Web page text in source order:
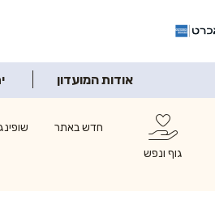
אודות המועדון
גוף ונפש
חדש באתר